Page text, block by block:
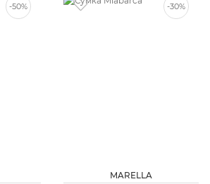
-50% -30%
MARELLA